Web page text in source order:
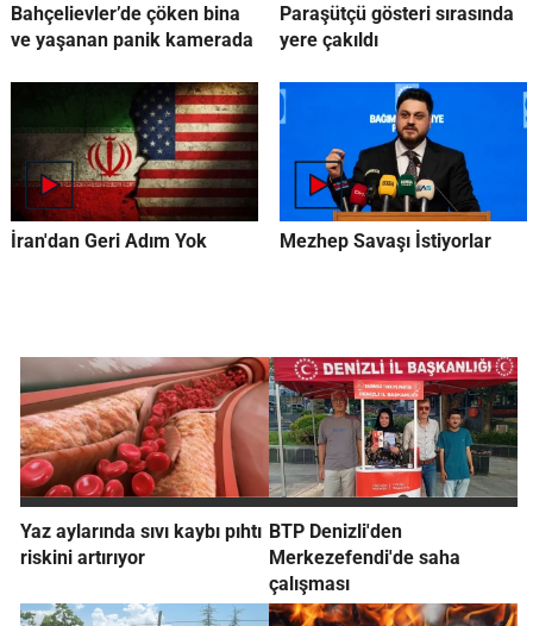
Bahçelievler’de çöken bina
ve yaşanan panik kamerada
Paraşütçü gösteri sırasında
yere çakıldı
İran'dan Geri Adım Yok Mezhep Savaşı İstiyorlar
Yaz aylarında sıvı kaybı pıhtı
riskini artırıyor
BTP Denizli'den
Merkezefendi'de saha
çalışması